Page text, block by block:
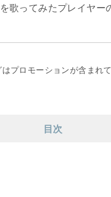
歌ってみたプレイヤー
プロモーションが含まれて
目次